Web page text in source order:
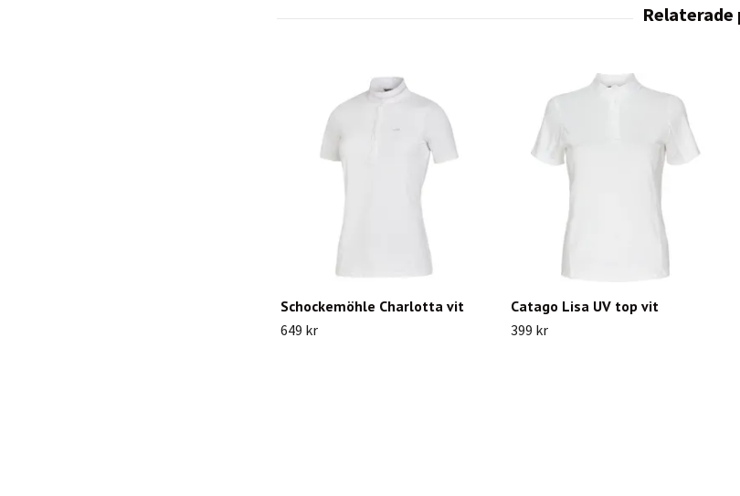
Schockemöhle Charlotta vit
649 kr
Catago Lisa UV top vit
399 kr